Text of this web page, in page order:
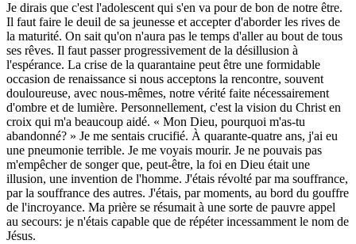
Je dirais que c'est l'adolescent qui s'en va pour de bon de notre être.
Il faut faire le deuil de sa jeunesse et accepter d'aborder les rives de
la maturité. On sait qu'on n'aura pas le temps d'aller au bout de tous
ses rêves. Il faut passer progressivement de la désillusion à
l'espérance. La crise de la quarantaine peut être une formidable
occasion de renaissance si nous acceptons la rencontre, souvent
douloureuse, avec nous-mêmes, notre vérité faite nécessairement
d'ombre et de lumière. Personnellement, c'est la vision du Christ en
croix qui m'a beaucoup aidé. « Mon Dieu, pourquoi m'as-tu
abandonné? » Je me sentais crucifié. À quarante-quatre ans, j'ai eu
une pneumonie terrible. Je me voyais mourir. Je ne pouvais pas
m'empêcher de songer que, peut-être, la foi en Dieu était une
illusion, une invention de l'homme. J'étais révolté par ma souffrance,
par la souffrance des autres. J'étais, par moments, au bord du gouffre
de l'incroyance. Ma prière se résumait à une sorte de pauvre appel
au secours: je n'étais capable que de répéter incessamment le nom de
Jésus.